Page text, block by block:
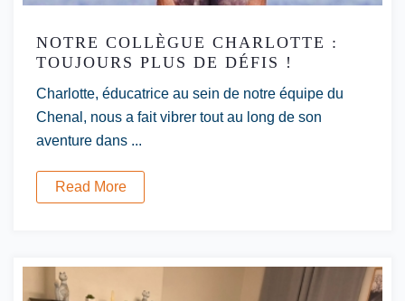
NOTRE COLLÈGUE CHARLOTTE :
TOUJOURS PLUS DE DÉFIS !
Charlotte, éducatrice au sein de notre équipe du
Chenal, nous a fait vibrer tout au long de son
aventure dans ...
Read More